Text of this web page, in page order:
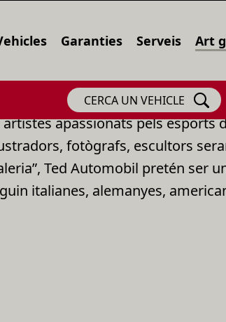
Garanties Serveis Art
CERCA UN VEHICLE
apassionats pels esports
fotògrafs, escultors
Ted Automobil pretén ser
italianes, alemanyes,